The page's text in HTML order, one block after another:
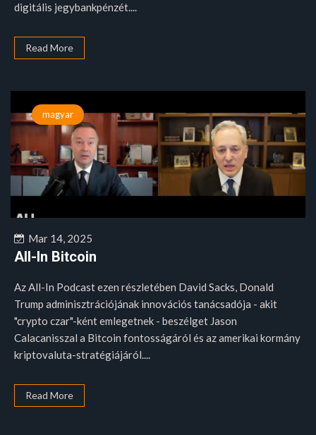
digitális jegybankpénzét....
Read More
magyar
Mar 14, 2025
All-In Bitcoin
Az All-In Podcast ezen részletében David Sacks, Donald
Trump adminisztrációjának innovációs tanácsadója - akit
"crypto czar"-ként emlegetnek - beszélget Jason
Calacanisszal a Bitcoin fontosságáról és az amerikai kormány
kriptovaluta-stratégiájáról....
Read More